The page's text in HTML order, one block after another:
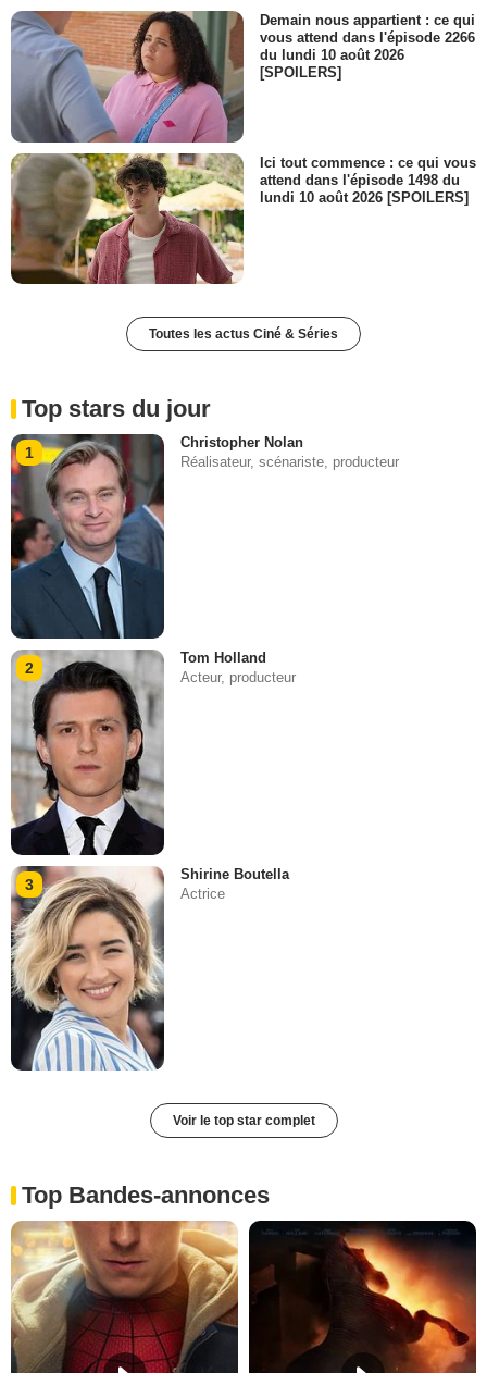
Demain nous appartient : ce qui
vous attend dans l'épisode 2266
du lundi 10 août 2026
[SPOILERS]
Ici tout commence : ce qui vous
attend dans l'épisode 1498 du
lundi 10 août 2026 [SPOILERS]
Toutes les actus Ciné & Séries
Top stars du jour
1
Christopher Nolan
Réalisateur, scénariste, producteur
2
Tom Holland
Acteur, producteur
3
Shirine Boutella
Actrice
Voir le top star complet
Top Bandes-annonces